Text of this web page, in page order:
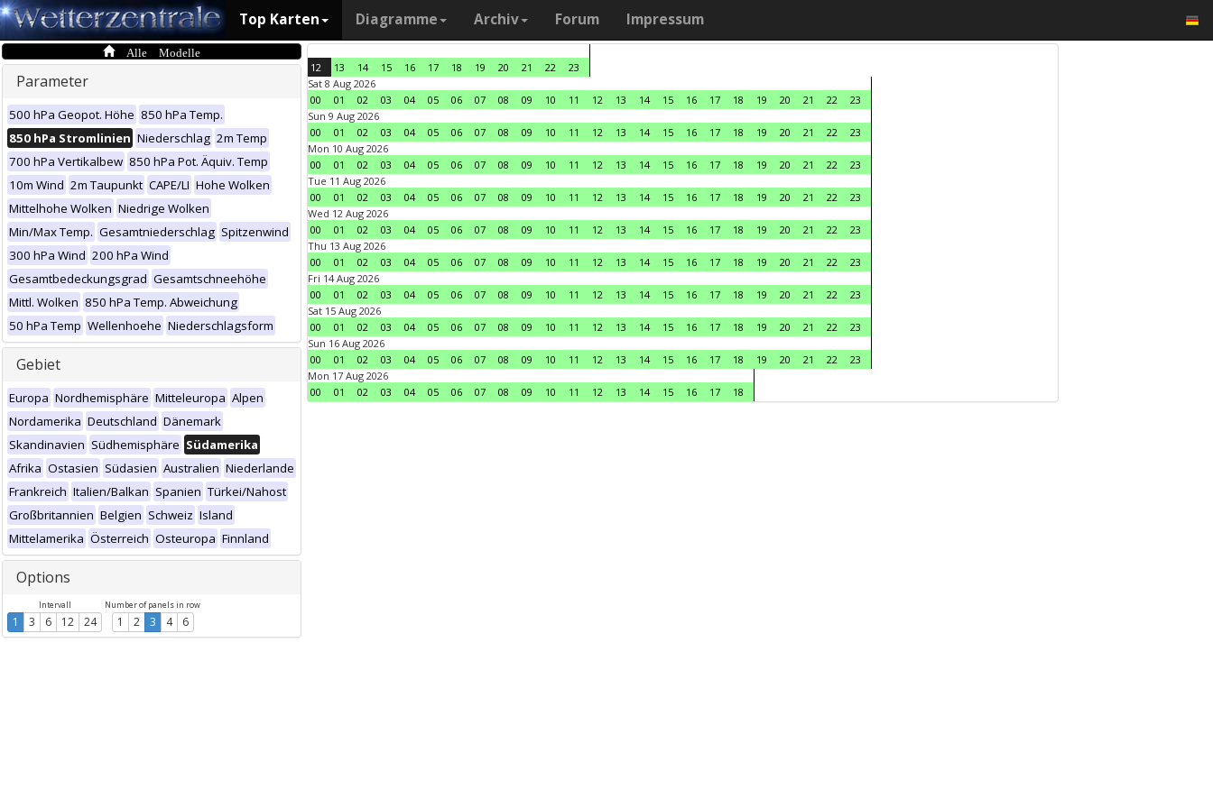
Top Karten Diagramme Archiv Forum Impressum
Alle Modelle
Parameter
500 hPa Geopot. Höhe 850 hPa Temp.
850 hPa Stromlinien Niederschlag 2m Temp
700 hPa Vertikalbew 850 hPa Pot. Äquiv. Temp
10m Wind 2m Taupunkt CAPE/LI Hohe Wolken
Mittelhohe Wolken Niedrige Wolken
Min/Max Temp. Gesamtniederschlag Spitzenwind
300 hPa Wind 200 hPa Wind
Gesamtbedeckungsgrad Gesamtschneehöhe
Mittl. Wolken 850 hPa Temp. Abweichung
50 hPa Temp Wellenhoehe Niederschlagsform
Gebiet
Europa Nordhemisphäre Mitteleuropa Alpen
Nordamerika Deutschland Dänemark
Skandinavien Südhemisphäre Südamerika
Afrika Ostasien Südasien Australien Niederlande
Frankreich Italien/Balkan Spanien Türkei/Nahost
Großbritannien Belgien Schweiz Island
Mittelamerika Österreich Osteuropa Finnland
Options
Intervall
1 3 6 12 24
Number of panels in row
1 2 3 4 6
12 13 14 15 16 17 18 19 20 21 22
23
Sat 8 Aug 2026
00
01 02 03 04 05 06 07 08 09 10 11 12 13 14 15 16 17 18 19 20 21 22
23
Sun 9 Aug 2026
00
01 02 03 04 05 06 07 08 09 10 11 12 13 14 15 16 17 18 19 20 21 22
23
Mon 10 Aug 2026
00
01 02 03 04 05 06 07 08 09 10 11 12 13 14 15 16 17 18 19 20 21 22
23
Tue 11 Aug 2026
00
01 02 03 04 05 06 07 08 09 10 11 12 13 14 15 16 17 18 19 20 21 22
23
Wed 12 Aug 2026
00
01 02 03 04 05 06 07 08 09 10 11 12 13 14 15 16 17 18 19 20 21 22
23
Thu 13 Aug 2026
00
01 02 03 04 05 06 07 08 09 10 11 12 13 14 15 16 17 18 19 20 21 22
23
Fri 14 Aug 2026
00
01 02 03 04 05 06 07 08 09 10 11 12 13 14 15 16 17 18 19 20 21 22
23
Sat 15 Aug 2026
00
01 02 03 04 05 06 07 08 09 10 11 12 13 14 15 16 17 18 19 20 21 22
23
Sun 16 Aug 2026
00
01 02 03 04 05 06 07 08 09 10 11 12 13 14 15 16 17 18 19 20 21 22
23
Mon 17 Aug 2026
00
01 02 03 04 05 06 07 08 09 10 11 12 13 14 15 16 17 18